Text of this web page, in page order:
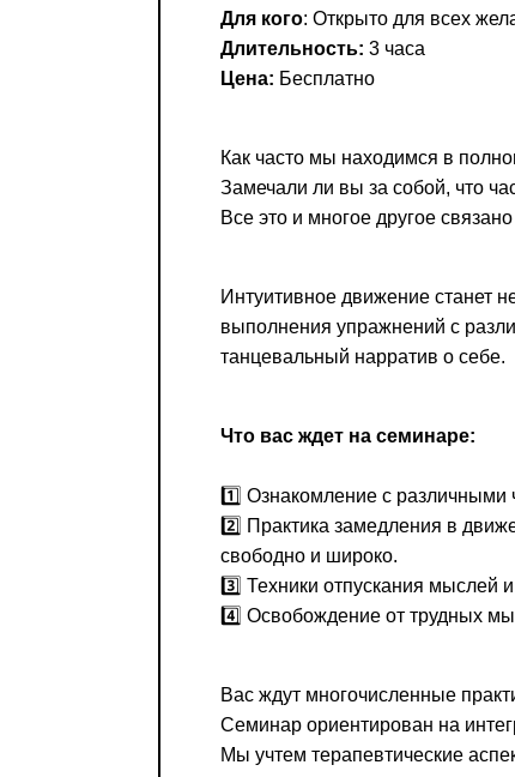
По адресу:
Или в
Для кого: Открыто для всех
Длительность: 3 часа
Цена: Бесплатно
Как часто мы находимся в
Замечали ли вы за собой, что
Все это и многое другое
Интуитивное движение станет
выполнения упражнений с
танцевальный нарратив о себе.
Что вас ждет на семинаре:
1️⃣ Ознакомление с различными
2️⃣ Практика замедления в
свободно и широко.
3️⃣ Техники отпускания мыслей
4️⃣ Освобождение от трудных
Вас ждут многочисленные
Семинар ориентирован на
Мы учтем терапевтические